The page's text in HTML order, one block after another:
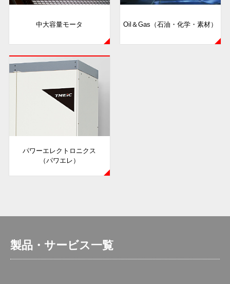
中大容量モータ Oil＆Gas（石油・化学・素材）
パワーエレクトロニクス
（パワエレ）
製品・サービス一覧